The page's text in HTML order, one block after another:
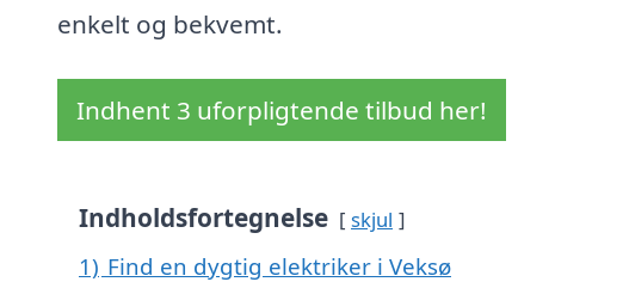
enkelt og bekvemt.
Indhent 3 uforpligtende tilbud her!
Indholdsfortegnelse skjul
1) Find en dygtig elektriker i Veksø